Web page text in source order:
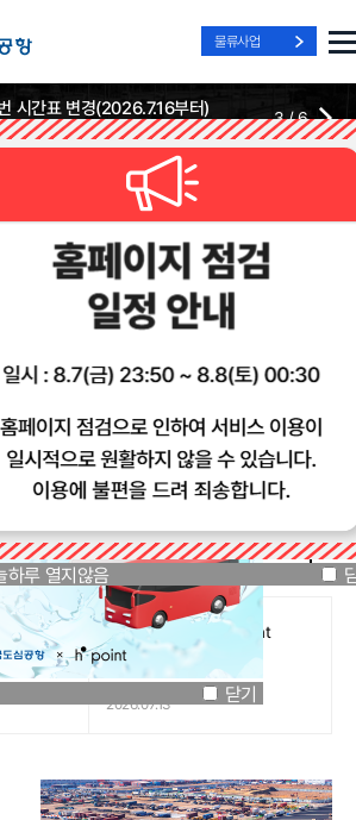
물류사업
닫기
하루 열지않음
Way, Fast Way
to the Airport
Way, Fast Way
to the Airport
Way, Fast Way
to the Airport
시간표 변경(2026.7.16부터)
2026-07-13
3/6
진 노선
시간표
리무진
예매
리무진
이용 혜택
공지사항
망루피]
즈는
도심공항리무진 x H.Point
할인쿠폰 이벤트
2026.07.13